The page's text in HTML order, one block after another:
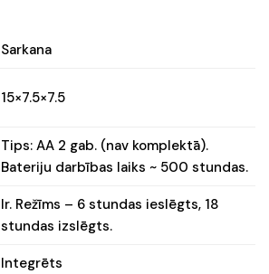
Sarkana
15×7.5×7.5
Tips: AA 2 gab. (nav komplektā).
Bateriju darbības laiks ~ 500 stundas.
Ir. Režīms – 6 stundas ieslēgts, 18
stundas izslēgts.
Integrēts